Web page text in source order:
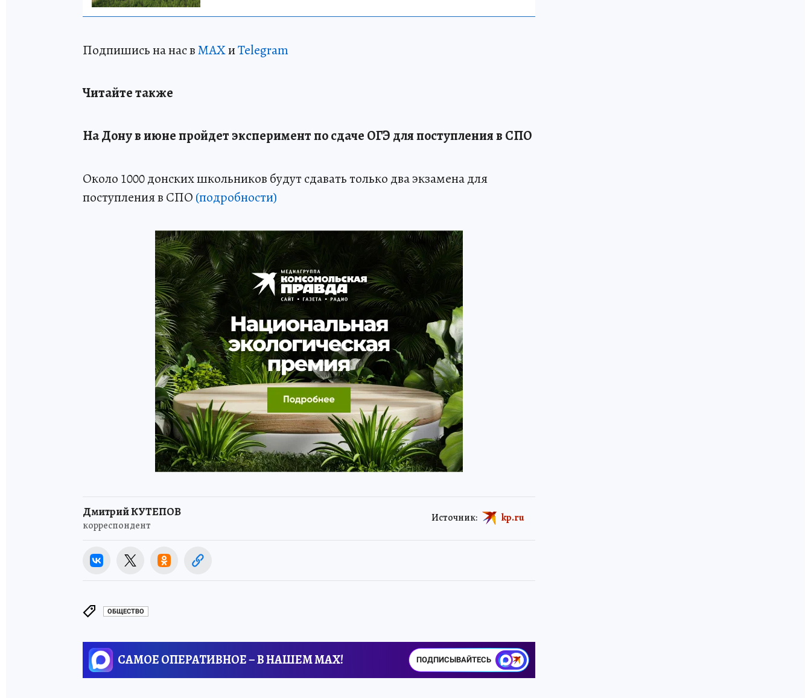
Подпишись на нас вМАХиTelegram
Читайте также
На Дону в июне пройдет эксперимент по сдаче ОГЭ для поступления в СПО
Около 1000 донских школьников будут сдавать только два экзамена для
поступления в СПО (подробности)
Дмитрий КУТЕПОВ
корреспондент
Источник: kp.ru
ОБЩЕСТВО
САМОЕ ОПЕРАТИВНОЕ – В НАШЕМ MAX! ПОДПИСЫВАЙТЕСЬ